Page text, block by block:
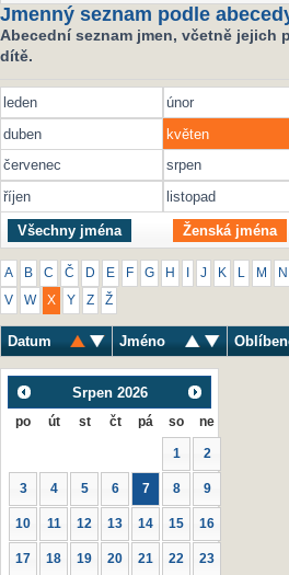
Jmenný seznam podle
Abecední seznam jmen, včetně jejich
dítě.
leden únor
duben
květen
červenec
srpen
říjen
listopad
Všechny jména Ženská jména
A B C Č D E F G H J K M N
V W X Y Z Ž
Datum Jméno
Srpen 2026
po út st čt pá so ne
1 2
3 4 5 6 7 8 9
10 11 12 13 14 15 16
17 18 19 20 21 22 23